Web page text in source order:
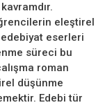
eleştirel
eserleri
süreci bu
roman
düşünme
Edebi tür